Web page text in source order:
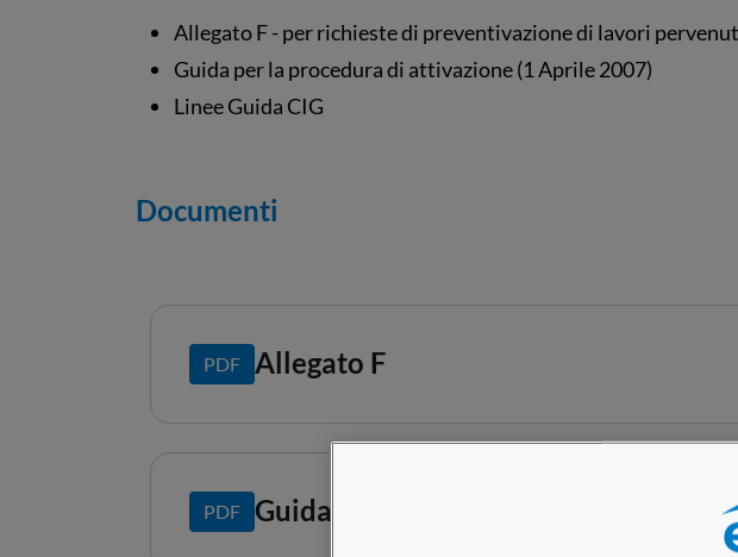
Allegato F - per richieste di preventivazione di lavori
Guida per la procedura di attivazione (1 Aprile 2007)
Linee Guida CIG
Documenti
PDF Allegato F
PDF Guida per la Procedura di